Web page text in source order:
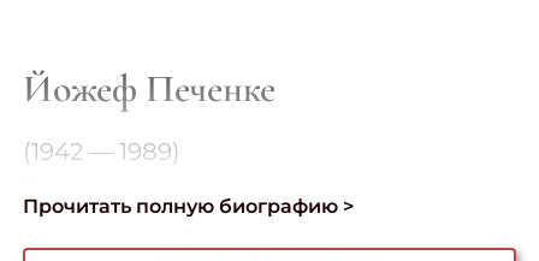
Йожеф Печенке
(1942 — 1989)
Прочитать полную биографию >